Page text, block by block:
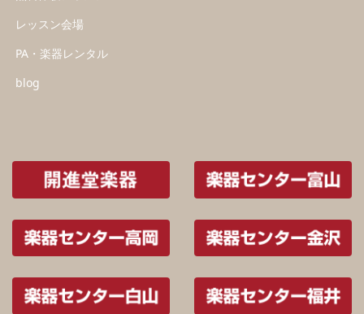
レッスン会場
PA・楽器レンタル
blog